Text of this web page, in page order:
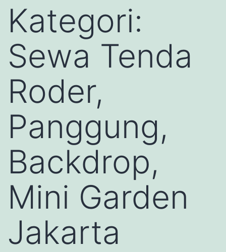
Kategori:
Sewa Tenda
Roder,
Panggung,
Backdrop,
Mini Garden
Jakarta